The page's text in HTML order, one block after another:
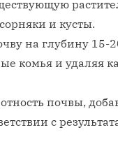
и кусты.
на глубину 15-
комья и удаляя
почвы,
с